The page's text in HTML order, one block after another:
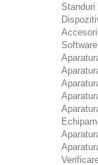
Software